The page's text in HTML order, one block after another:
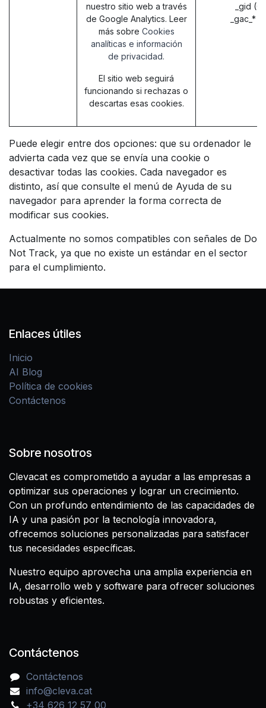
nuestro sitio web a través
de Google Analytics. Leer
más sobre Cookies
analíticas e información
de privacidad.
El sitio web seguirá
funcionando si rechazas o
descartas esas cookies.
_gid
_gac_*
Puede elegir entre dos opciones: que su ordenador le
advierta cada vez que se envía una cookie o
desactivar todas las cookies. Cada navegador es
distinto, así que consulte el menú de Ayuda de su
navegador para aprender la forma correcta de
modificar sus cookies.
Actualmente no somos compatibles con señales de Do
Not Track, ya que no existe un estándar en el sector
para el cumplimiento.
Enlaces útiles
Inicio
AI Blog
Política de cookies
Contáctenos
Sobre nosotros
Clevacat es comprometido a ayudar a las empresas a
optimizar sus operaciones y lograr un crecimiento.
Con un profundo entendimiento de las capacidades de
IA y una pasión por la tecnología innovadora,
ofrecemos soluciones personalizadas para satisfacer
tus necesidades específicas.
Nuestro equipo aprovecha una amplia experiencia en
IA, desarrollo web y software para ofrecer soluciones
robustas y eficientes.
Contáctenos
Contáctenos
info@cleva.cat
+34 626 12 57 00